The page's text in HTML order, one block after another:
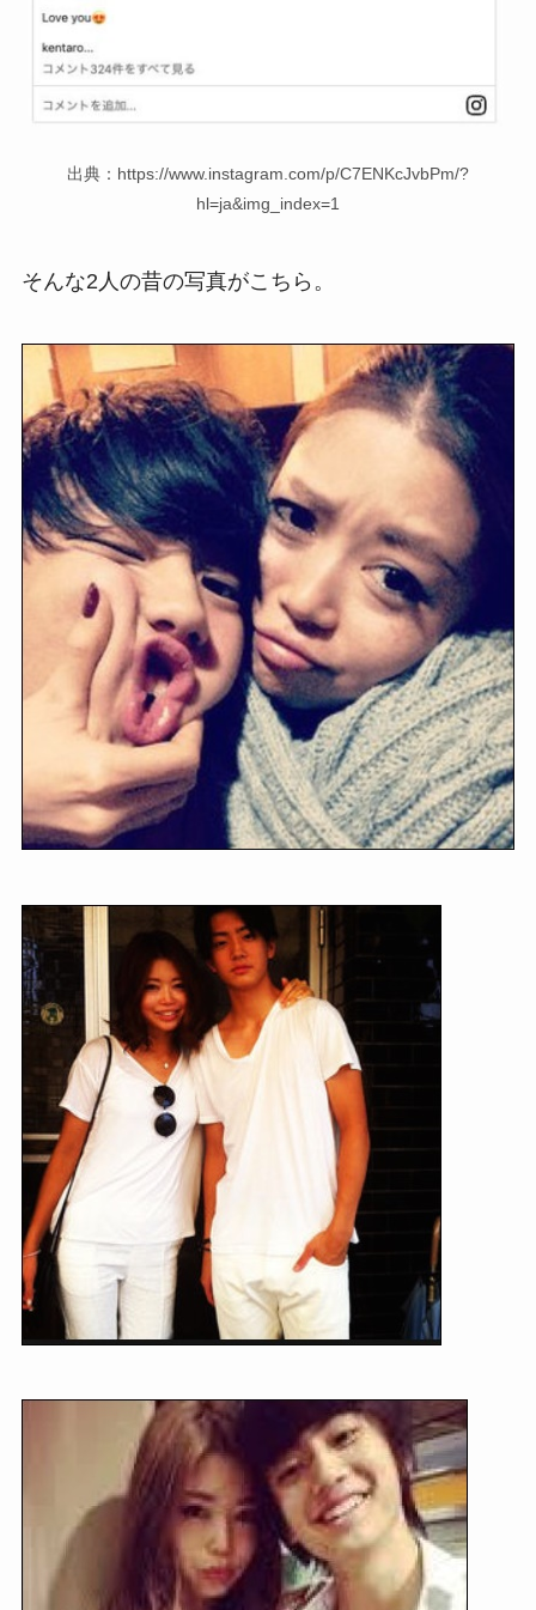
出典：https://www.instagram.com/p/C7ENKcJvbPm/?
hl=ja&img_index=1
そんな2人の昔の写真がこちら。